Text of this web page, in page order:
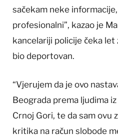
sačekam neke
profesionalni”, kazao je
kancelariji policije čeka let
bio deportovan.
“Vjerujem da je ovo
Beograda prema ljudima
Crnoj Gori, te da sam ovu
kritika na račun slobode